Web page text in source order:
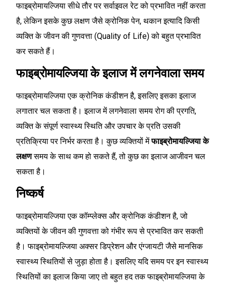
फाइब्रोमायल्जिया सीधे तौर पर सर्वाइवल रेट को प्रभावित नहीं करता
है, लेकिन इसके कुछ लक्षण जैसे क्रोनिक पेन, थकान इत्यादि किसी
व्यक्ति के जीवन की गुणवत्ता (Quality of Life) को बहुत प्रभावित
कर सकते हैं।
फाइब्रोमायल्जिया के इलाज में लगनेवाला समय
फाइब्रोमायल्जिया एक क्रोनिक कंडीशन है, इसलिए इसका इलाज
लगातार चल सकता है। इलाज में लगनेवाला समय रोग की प्रगति,
व्यक्ति के संपूर्ण स्वास्थ्य स्थिति और उपचार के प्रति उसकी
प्रतिक्रिया पर निर्भर करता है। कुछ व्यक्तियों मेंफाइब्रोमायल्जिया के
लक्षणसमय के साथ कम हो सकते हैं, तो कुछ का इलाज आजीवन चल
सकता है।
निष्कर्ष
फाइब्रोमायल्जिया एक कॉम्प्लेक्स और क्रोनिक कंडीशन है, जो
व्यक्तियों के जीवन की गुणवत्ता को गंभीर रूप से प्रभावित कर सकती
है। फाइब्रोमायल्जिया अक्सर डिप्रेशन और एंग्जायटी जैसे मानसिक
स्वास्थ्य स्थितियों से जुड़ा होता है। इसलिए यदि समय पर इन स्वास्थ्य
स्थितियों का इलाज किया जाए तो बहुत हद तक फाइब्रोमायल्जिया के